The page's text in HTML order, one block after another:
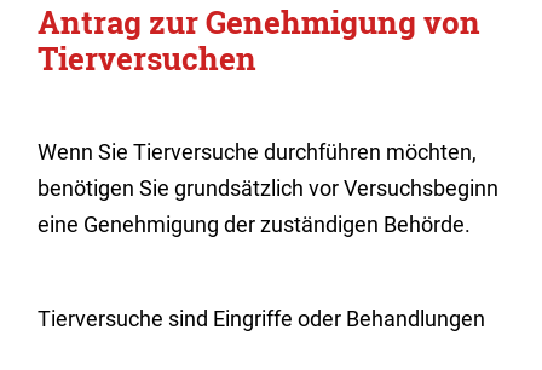
Antrag zur Genehmigung von
Tierversuchen
Wenn Sie Tierversuche durchführen möchten,
benötigen Sie grundsätzlich vor Versuchsbeginn
eine Genehmigung der zuständigen Behörde.
Tierversuche sind Eingriffe oder Behandlungen